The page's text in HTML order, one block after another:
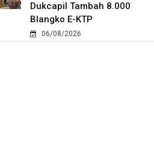
Dukcapil Tambah 8.000
Blangko E-KTP
06/08/2026